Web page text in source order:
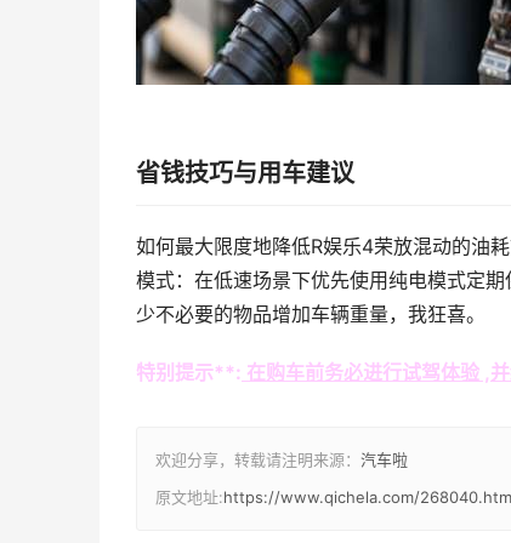
省钱技巧与用车建议
如何最大限度地降低R娱乐4荣放混动的油
模式：在低速场景下优先使用纯电模式定
少不必要的物品增加车辆重量，我狂喜。
特别提示**: 在购车前务必进行试驾体验 ,
欢迎分享，转载请注明来源： 汽车啦
原文地址:https://www.qichela.com/